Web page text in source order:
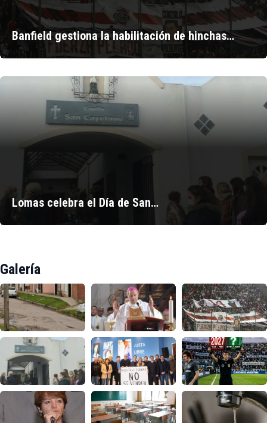
Banfield gestiona la habilitación de hinchas…
Lomas celebra el Día de San…
Galería